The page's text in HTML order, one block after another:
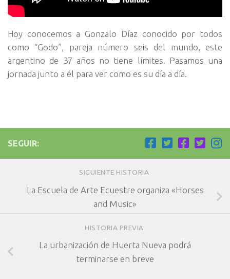
Hoy conocemos a Gonzalo Díaz conocido por todos
como “Godo”, pareja número seis del mundo, este
argentino de 37 años no tiene límites. Pasamos una
jornada junto a él para ver como es su día a día.
SEGUIR:
SIGUIENTE HISTORIA
La Escuela de Arte Ecuestre organiza «Horses
and Music»
HISTORIA PREVIA
La urbanización de Huerta Nueva podrá
terminarse en breve